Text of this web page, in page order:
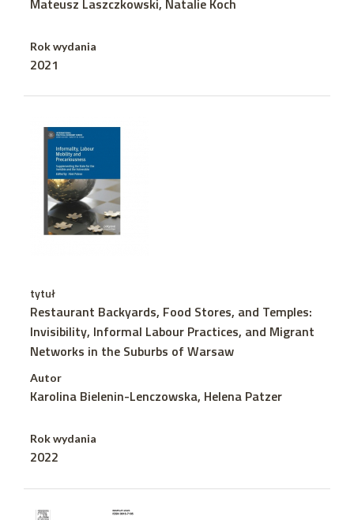
Rok wydania
2021
tytuł
Restaurant Backyards, Food Stores, and Temples:
Invisibility, Informal Labour Practices, and Migrant
Networks in the Suburbs of Warsaw
Autor
Karolina Bielenin-Lenczowska, Helena Patzer
Rok wydania
2022